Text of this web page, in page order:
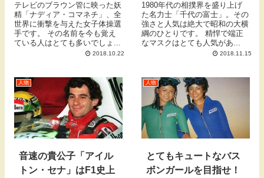
テレビのブラウン管に映った妖
精「ナディア・コマネチ」、全
世界に衝撃を与えた女子体操選
手です。 その名前を今も覚え
ている人はとても多いでしょ...
2018.10.22
1980年代の相撲界を盛り上げ
た名力士「千代の富士」。その
強さと人気は絶大で昭和の大横
綱のひとりです。 精悍で端正
なマスクはとても人気があ...
2018.11.15
人物
音速の貴公子「アイル
トン・セナ」はF1史上
人物
とてもキュートなバス
ボンガールを目指せ！